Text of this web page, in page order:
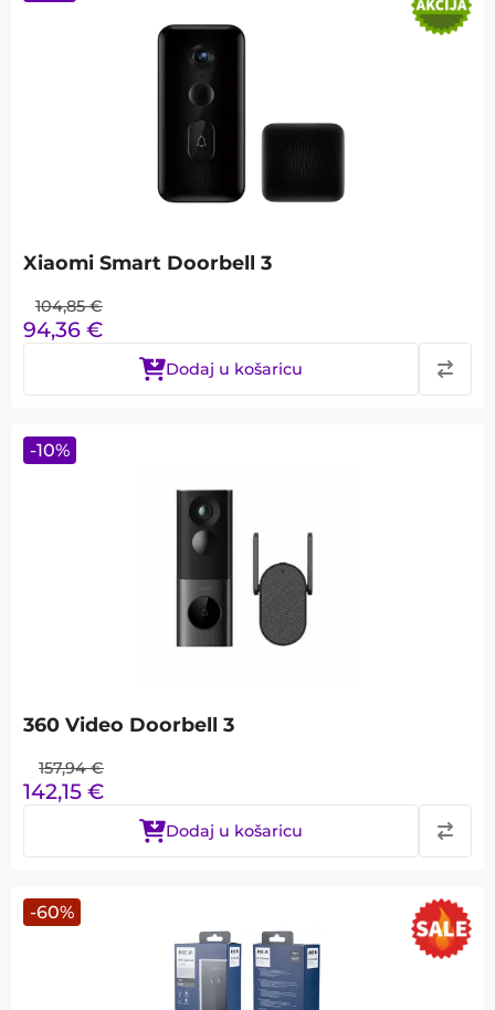
Xiaomi Smart Doorbell 3
104,85 €
94,36 €
Dodaj u košaricu
360 Video Doorbell 3
157,94 €
142,15 €
Dodaj u košaricu
-10%
-60%